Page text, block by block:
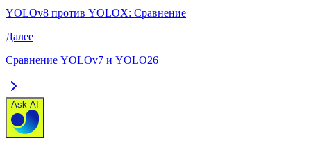
YOLOv8 против YOLOX: Сравнение
Далее
Сравнение YOLOv7 и YOLO26
Ask AI